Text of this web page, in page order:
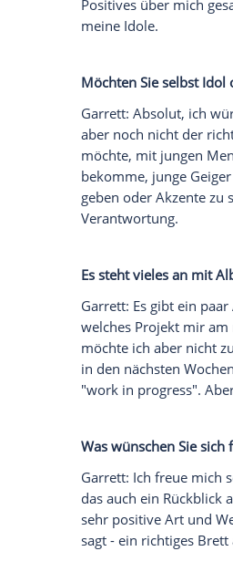
sehr persönlich.
hatte ja auch
Haben Sie einen
Garrett : Geduld
gleich perfekt
so läuft wie
Sie gelten als
Garrett: Ich
dem zu leben,
verbringe nicht
zügig bei mir,
Was ist das
Garrett: Ich
verehrt habe
Positives über